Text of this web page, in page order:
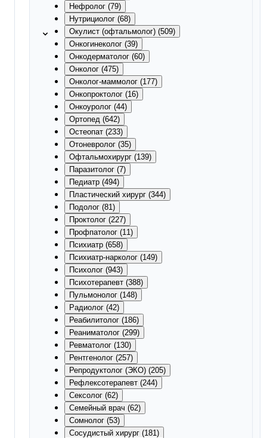
Нефролог (79)
Нутрициолог (68)
Окулист (офтальмолог) (509)
Онкогинеколог (39)
Онкодерматолог (60)
Онколог (475)
Онколог-маммолог (177)
Онкопроктолог (16)
Онкоуролог (44)
Ортопед (642)
Остеопат (233)
Отоневролог (35)
Офтальмохирург (139)
Паразитолог (7)
Педиатр (494)
Пластический хирург (344)
Подолог (81)
Проктолог (227)
Профпатолог (11)
Психиатр (658)
Психиатр-нарколог (149)
Психолог (943)
Психотерапевт (388)
Пульмонолог (148)
Радиолог (42)
Реабилитолог (186)
Реаниматолог (299)
Ревматолог (130)
Рентгенолог (257)
Репродуктолог (ЭКО) (205)
Рефлексотерапевт (244)
Сексолог (62)
Семейный врач (62)
Сомнолог (53)
Сосудистый хирург (181)